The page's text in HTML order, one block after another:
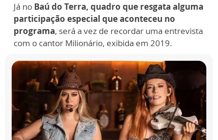
Já no Baú do Terra, quadro que resgata alguma
participação especial que aconteceu no
programa, será a vez de recordar uma entrevista
com o cantor Milionário, exibida em 2019.